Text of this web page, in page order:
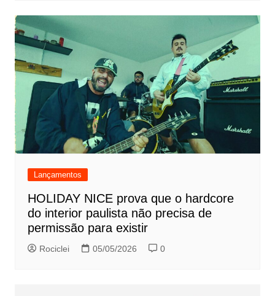
Lançamentos
HOLIDAY NICE prova que o hardcore
do interior paulista não precisa de
permissão para existir
Rociclei 05/05/2026 0